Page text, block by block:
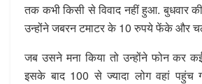
तक कभी किसी से विवाद नहीं हुआ. बुधवार
उन्होंने जबरन टमाटर के 10 रुपये फेंके और
जब उसने मना किया तो उन्होंने फोन कर
इसके बाद 100 से ज्यादा लोग वहां